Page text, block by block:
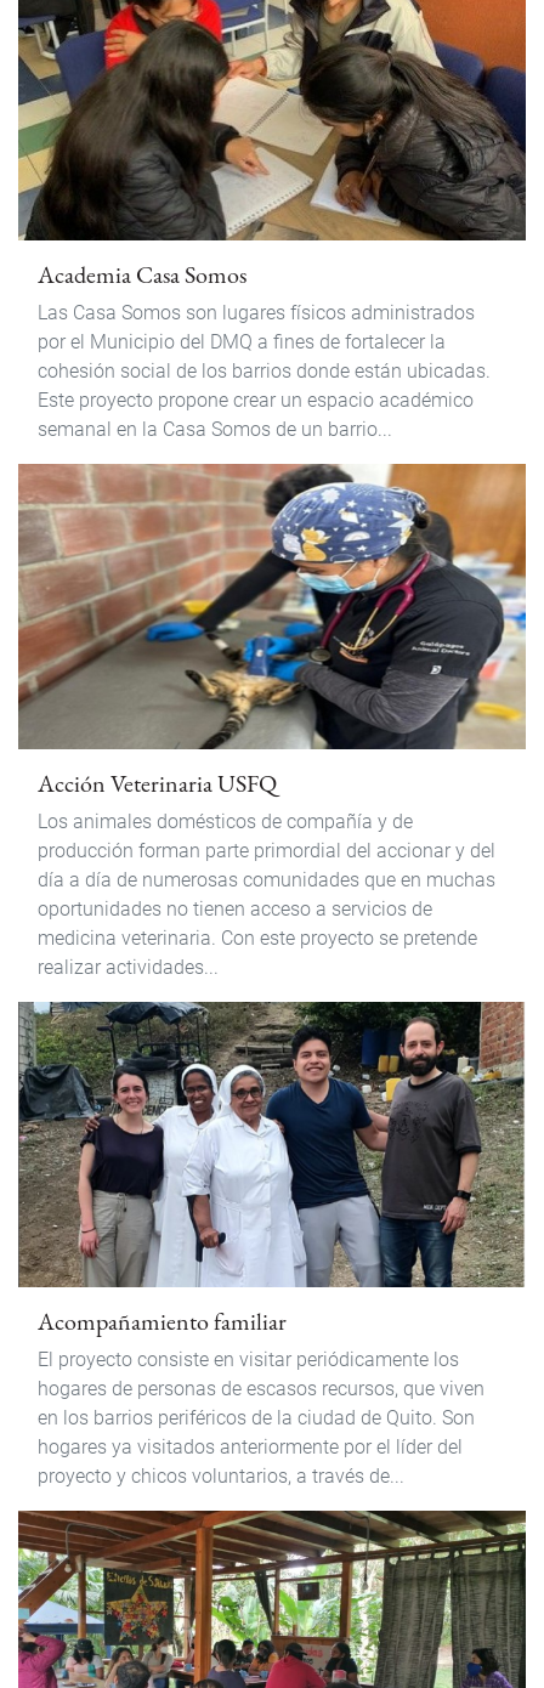
Academia Casa Somos
Las Casa Somos son lugares físicos administrados
por el Municipio del DMQ a fines de fortalecer la
cohesión social de los barrios donde están ubicadas.
Este proyecto propone crear un espacio académico
semanal en la Casa Somos de un barrio...
Acción Veterinaria USFQ
Los animales domésticos de compañía y de
producción forman parte primordial del accionar y del
día a día de numerosas comunidades que en muchas
oportunidades no tienen acceso a servicios de
medicina veterinaria. Con este proyecto se pretende
realizar actividades...
Acompañamiento familiar
El proyecto consiste en visitar periódicamente los
hogares de personas de escasos recursos, que viven
en los barrios periféricos de la ciudad de Quito. Son
hogares ya visitados anteriormente por el líder del
proyecto y chicos voluntarios, a través de...